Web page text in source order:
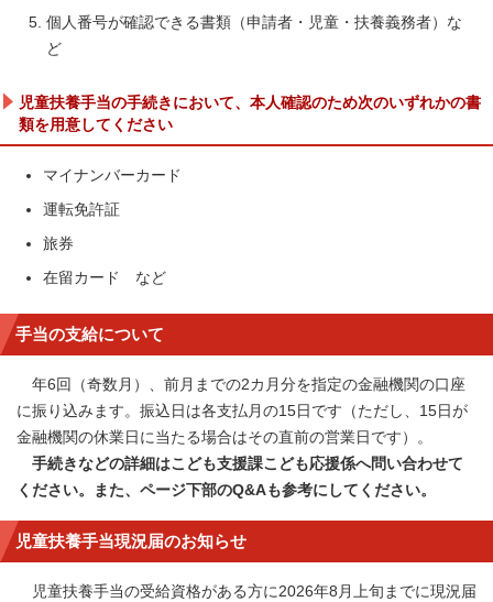
個人番号が確認できる書類（申請者・児童・扶養義務者）な
ど
児童扶養手当の手続きにおいて、本人確認のため次のいずれかの書
類を用意してください
マイナンバーカード
運転免許証
旅券
在留カード など
手当の支給について
年6回（奇数月）、前月までの2カ月分を指定の金融機関の口座
に振り込みます。振込日は各支払月の15日です（ただし、15日が
金融機関の休業日に当たる場合はその直前の営業日です）。
手続きなどの詳細はこども支援課こども応援係へ問い合わせて
ください。また、ページ下部のQ&Aも参考にしてください。
児童扶養手当現況届のお知らせ
児童扶養手当の受給資格がある方に2026年8月上旬までに現況届